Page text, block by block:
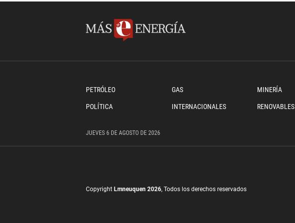
PETRÓLEO GAS MINERÍA
POLÍTICA INTERNACIONALES RENOVABLES
JUEVES 6 DE AGOSTO DE 2026
Copyright Lmneuquen 2026, Todos los derechos reservados